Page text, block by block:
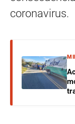
coronavirus.